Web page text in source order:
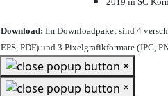
Download: Im Downloadpaket sind 4
EPS, PDF) und 3 Pixelgrafikformate (JPG,
×
×